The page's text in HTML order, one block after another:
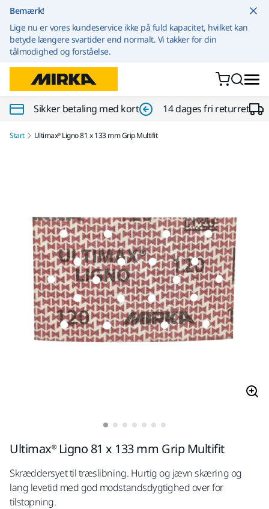
Bemærk!
Lige nu er vores kundeservice ikke på fuld kapacitet, hvilket kan
betyde længere svartider end normalt. Vi takker for din
tålmodighed og forståelse.
Sikker betaling med kort 14 dages fri returret
Start Ultimax® Ligno 81 x 133 mm Grip Multifit
Ultimax® Ligno 81 x 133 mm Grip Multifit
Skræddersyet til træslibning. Hurtig og jævn skæring og
lang levetid med god modstandsdygtighed over for
tilstopning.